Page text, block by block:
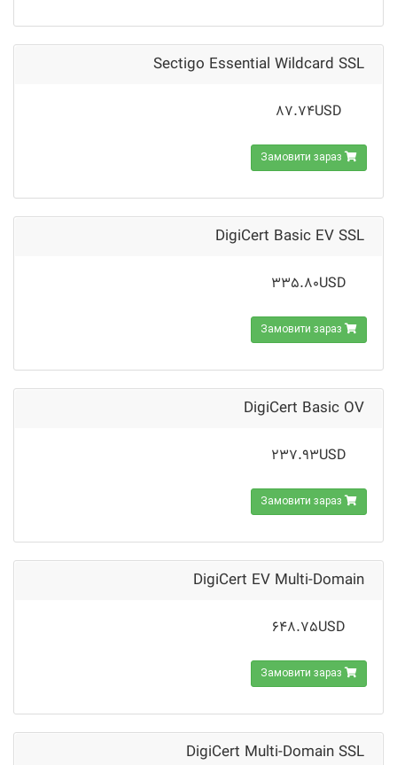
Sectigo Essential Wildcard SSL
87.74USD
Замовити зараз
DigiCert Basic EV SSL
335.80USD
Замовити зараз
DigiCert Basic OV
237.93USD
Замовити зараз
DigiCert EV Multi-Domain
648.75USD
Замовити зараз
DigiCert Multi-Domain SSL